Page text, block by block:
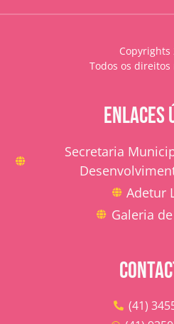
Copyrights
Todos os direitos
ENLACES
Secretaria
Adetur
Galeria
(41)